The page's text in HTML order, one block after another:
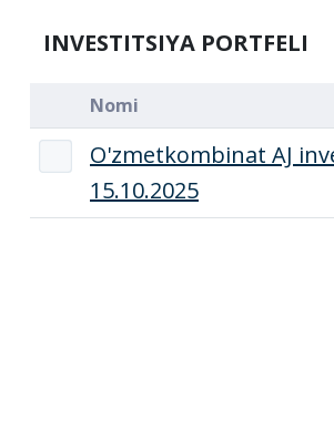
INVESTITSIYA PORTFELI
Nomi
O'zmetkombinat AJ
15.10.2025